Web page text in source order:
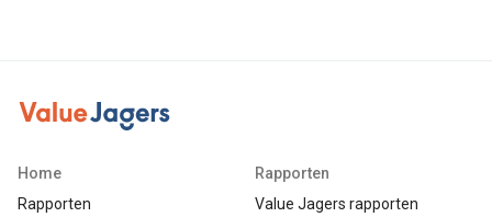
Home
Rapporten
Rapporten
Value Jagers rapporten